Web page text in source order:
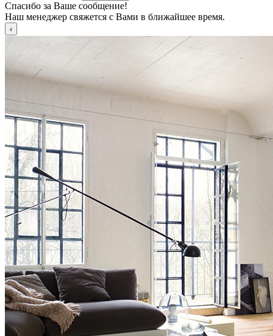
Спасибо за Ваше сообщение!
Наш менеджер свяжется с Вами в ближайшее время.